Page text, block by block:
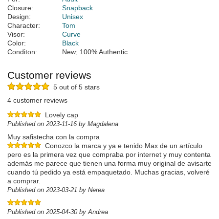
Closure:
Snapback
Design:
Unisex
Character:
Tom
Visor:
Curve
Color:
Black
Conditon:
New; 100% Authentic
Customer reviews
5 out of 5 stars
4 customer reviews
Lovely cap
Published on 2023-11-16 by Magdalena
Muy safistecha con la compra
Conozco la marca y ya e tenido Max de un artículo
pero es la primera vez que compraba por internet y muy contenta
además me parece que tienen una forma muy original de avisarte
cuando tú pedido ya está empaquetado. Muchas gracias, volveré
a comprar.
Published on 2023-03-21 by Nerea
Published on 2025-04-30 by Andrea